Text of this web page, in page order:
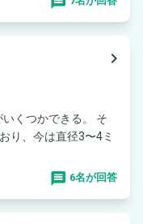
navigate_next
くつかできる。 そ
り、今は直径3〜4ミ
6名が回答